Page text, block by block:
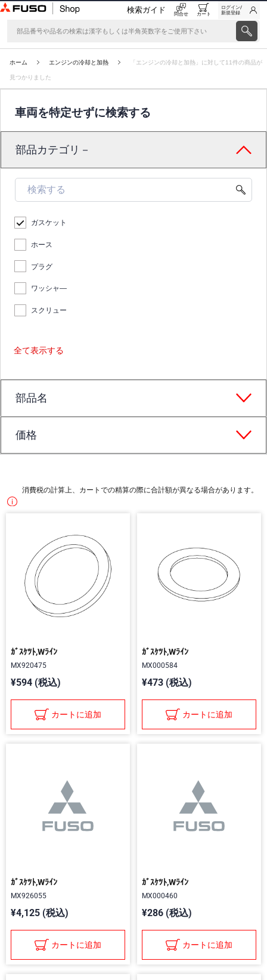
検索ガイド 問合せ カート
ログイン/
新規登録
ホーム エンジンの冷却と加熱 「エンジンの冷却と加熱」に対して11件の商品が
見つかりました
車両を特定せずに検索する
部品カテゴリ－
ガスケット
ホース
プラグ
ワッシャ―
スクリュー
全て表示する
部品名
価格
消費税の計算上、カートでの精算の際に合計額が異なる場合があります。
ｶﾞｽｹﾂﾄ,Wﾗｲﾝ
MX920475
¥594 (税込)
カートに追加
ｶﾞｽｹﾂﾄ,Wﾗｲﾝ
MX000584
¥473 (税込)
カートに追加
ｶﾞｽｹﾂﾄ,Wﾗｲﾝ
MX926055
¥4,125 (税込)
カートに追加
ｶﾞｽｹﾂﾄ,Wﾗｲﾝ
MX000460
¥286 (税込)
カートに追加